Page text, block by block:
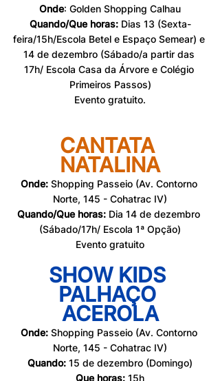
Onde: Golden Shopping Calhau
Quando/Que horas: Dias 13 (Sexta-
feira/15h/Escola Betel e Espaço Semear) e
14 de dezembro (Sábado/a partir das
17h/ Escola Casa da Árvore e Colégio
Primeiros Passos)
Evento gratuito.
CANTATA
NATALINA
Onde: Shopping Passeio (Av. Contorno
Norte, 145 - Cohatrac IV)
Quando/Que horas: Dia 14 de dezembro
(Sábado/17h/ Escola 1ª Opção)
Evento gratuito
SHOW KIDS
PALHAÇO
ACEROLA
Onde: Shopping Passeio (Av. Contorno
Norte, 145 - Cohatrac IV)
Quando: 15 de dezembro (Domingo)
Que horas: 15h